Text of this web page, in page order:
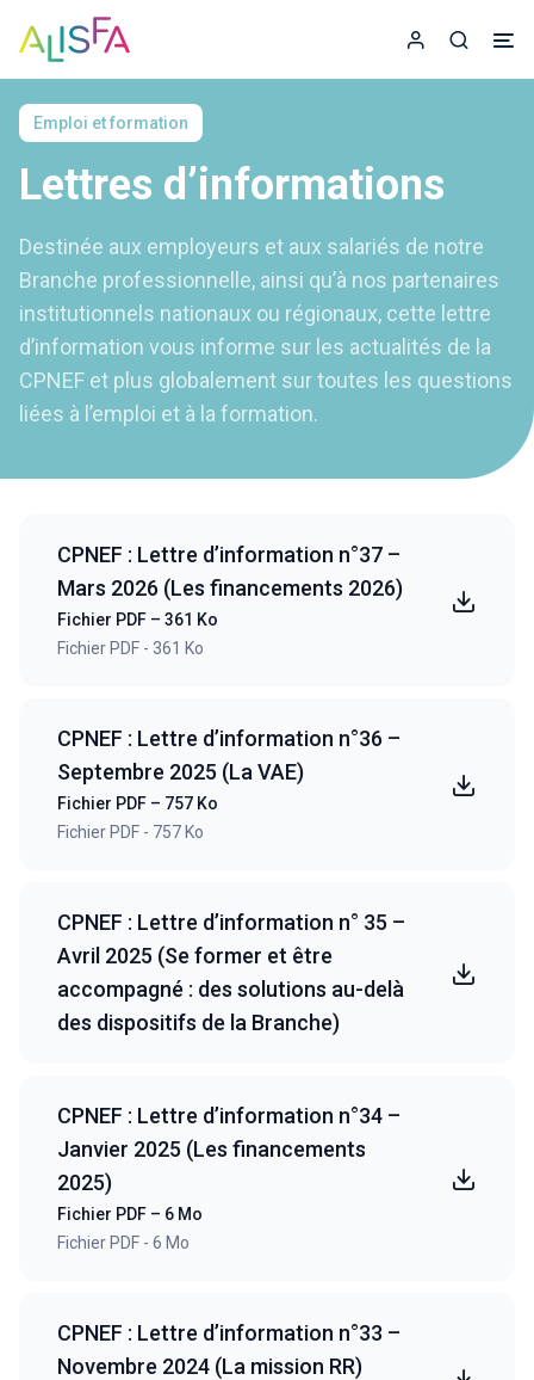
Accueil
Espace
Emploi et formation
Lettres d’informations
Destinée aux employeurs et aux salariés de notre
Branche professionnelle, ainsi quʼà nos partenaires
institutionnels nationaux ou régionaux, cette lettre
d’information vous informe sur les actualités de la
CPNEF et plus globalement sur toutes les questions
liées à l’emploi et à la formation.
CPNEF : Lettre d’information n°37 –
Mars 2026 (Les financements 2026)
Fichier PDF – 361 Ko
Fichier PDF - 361 Ko
CPNEF : Lettre d’information n°36 –
Septembre 2025 (La VAE)
Fichier PDF – 757 Ko
Fichier PDF - 757 Ko
CPNEF : Lettre d’information n° 35 –
Avril 2025 (Se former et être
accompagné : des solutions au-delà
des dispositifs de la Branche)
CPNEF : Lettre d’information n°34 –
Janvier 2025 (Les financements
2025)
Fichier PDF – 6 Mo
Fichier PDF - 6 Mo
CPNEF : Lettre d’information n°33 –
Novembre 2024 (La mission RR)